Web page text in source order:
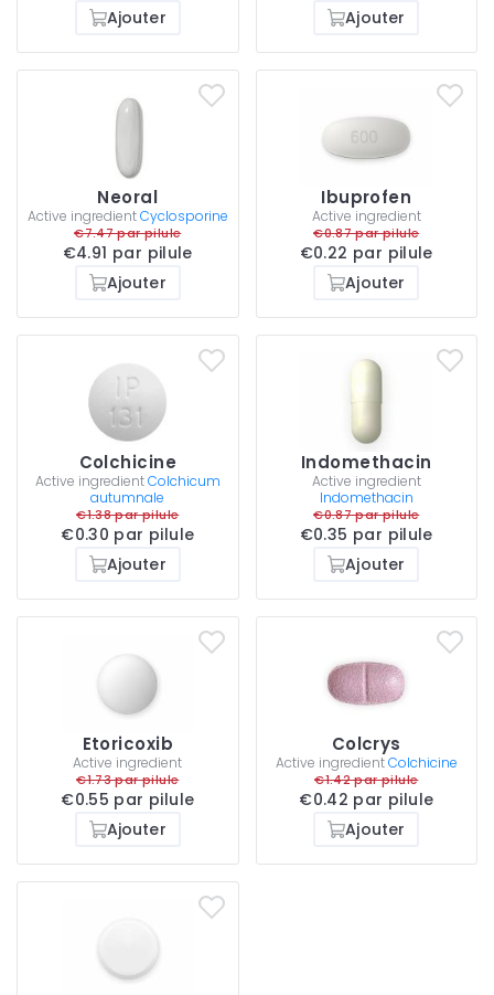
Ajouter
Ajouter
Neoral
Active ingredientCyclosporine
€7.47 par pilule
€4.91 par pilule
Ajouter
Ibuprofen
Active ingredient
€0.87 par pilule
€0.22 par pilule
Ajouter
Colchicine
Active ingredientColchicum
autumnale
€1.38 par pilule
€0.30 par pilule
Ajouter
Indomethacin
Active ingredient
Indomethacin
€0.87 par pilule
€0.35 par pilule
Ajouter
Etoricoxib
Active ingredient
€1.73 par pilule
€0.55 par pilule
Ajouter
Colcrys
Active ingredientColchicine
€1.42 par pilule
€0.42 par pilule
Ajouter